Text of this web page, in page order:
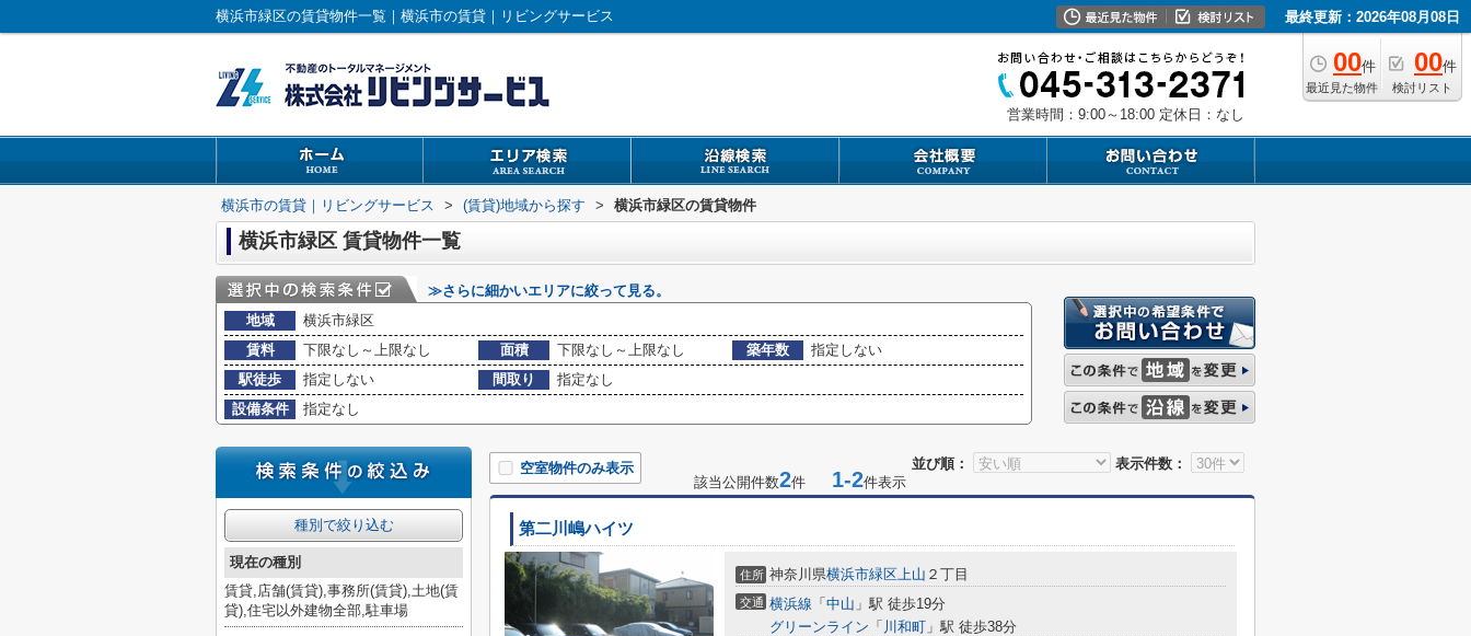
横浜市緑区の賃貸物件一覧｜横浜市の賃貸｜リビングサービス 最終更新：2026年08月08日
00件
最近見た物件
00件
検討リスト
営業時間：9:00～18:00 定休日：なし
横浜市の賃貸｜リビングサービス > (賃貸)地域から探す > 横浜市緑区の賃貸物件
横浜市緑区 賃貸物件一覧
≫さらに細かいエリアに絞って見る。
地域
横浜市緑区
賃料
下限なし～上限なし 面積 下限なし～上限なし 築年数
指定しない
駅徒歩
指定しない 間取り
指定なし
設備条件
指定なし
並び順： 表示件数：
空室物件のみ表示
該当公開件数2件 1-2件表示
第二川嶋ハイツ
住所 神奈川県横浜市緑区上山 ２丁目
交通 横浜線 「 中山 」駅 徒歩19分
グリーンライン 「 川和町 」駅 徒歩38分
種別で絞り込む
現在の種別
賃貸,店舗(賃貸),事務所(賃貸),土地(賃
貸),住宅以外建物全部,駐車場